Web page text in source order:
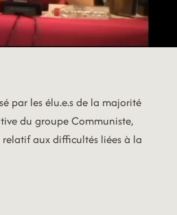
par les élu.e.s de la majorité
du groupe Communiste,
aux difficultés liées à la